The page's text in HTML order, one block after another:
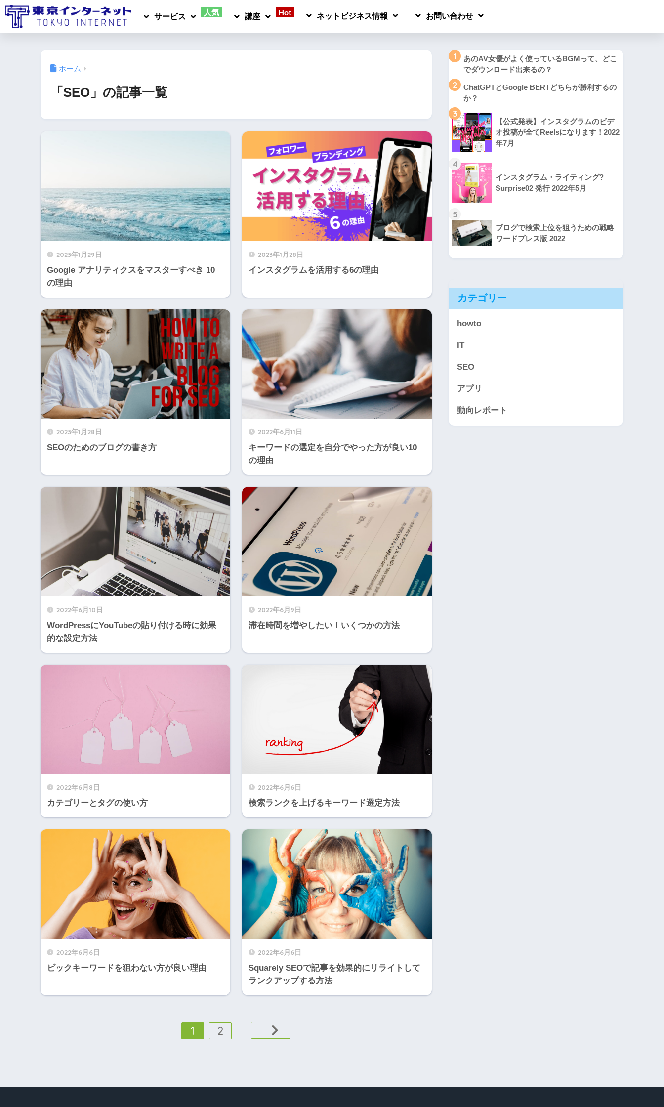
サービス 人気 講座 Hot ネットビジネス情報 お問い合わせ
ホーム
「SEO」の記事一覧
2023年1月29日
Google アナリティクスをマスターすべき 10
の理由
2023年1月28日
インスタグラムを活用する6の理由
2023年1月28日
SEOのためのブログの書き方
2022年6月11日
キーワードの選定を自分でやった方が良い10
の理由
2022年6月10日
WordPressにYouTubeの貼り付ける時に効果
的な設定方法
2022年6月9日
滞在時間を増やしたい！いくつかの方法
2022年6月8日
カテゴリーとタグの使い方
2022年6月6日
検索ランクを上げるキーワード選定方法
2022年6月6日
ビックキーワードを狙わない方が良い理由
2022年6月6日
Squarely SEOで記事を効果的にリライトして
ランクアップする方法
1 2
1
あのAV女優がよく使っているBGMって、どこ
でダウンロード出来るの？
2
ChatGPTとGoogle BERTどちらが勝利するの
か？
3
【公式発表】インスタグラムのビデ
オ投稿が全てReelsになります！2022
年7月
4
インスタグラム・ライティング?
Surprise02 発行 2022年5月
5
ブログで検索上位を狙うための戦略
ワードプレス版 2022
カテゴリー
howto
IT
SEO
アプリ
動向レポート